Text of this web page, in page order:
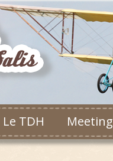
Le TDH Meeting